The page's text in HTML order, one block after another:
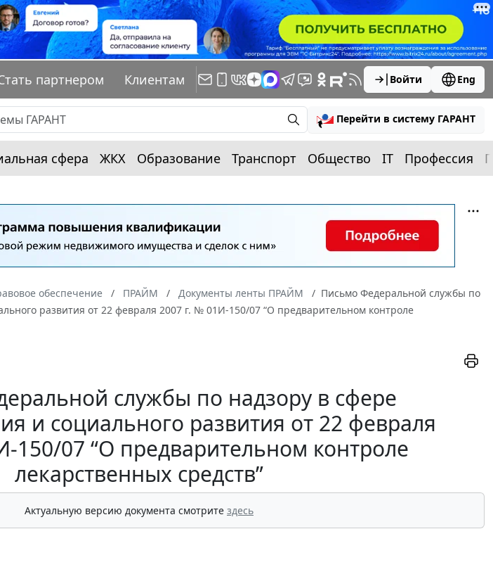
партнером Клиентам Войти Eng
Перейти в систему ГАРАНТ
сфера ЖКХ Образование Транспорт Общество IT Профессия
обеспечение ПРАЙМ Документы ленты ПРАЙМ
Письмо Федеральной службы по
развития от 22 февраля 2007 г. № 01И-150/07 “О предварительном контроле
службы по надзору в сфере
и социального развития от 22 февраля
150/07 “О предварительном контроле
лекарственных средств”
Актуальную версию документа смотрите здесь